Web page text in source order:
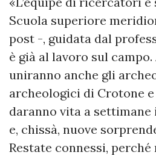
Scuola superiore
post -, guidata dal
è già al lavoro sul campo.
uniranno anche gli
archeologici di Crotone
daranno vita a
e, chissà, nuove
Restate connessi,